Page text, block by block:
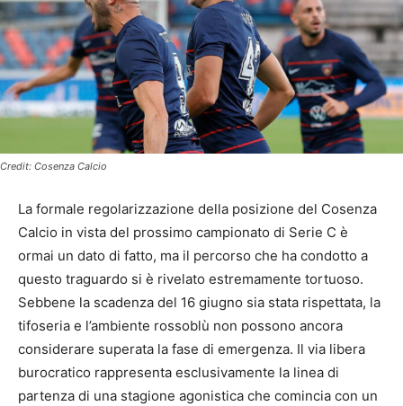
Credit: Cosenza Calcio
La formale regolarizzazione della posizione del Cosenza
Calcio in vista del prossimo campionato di Serie C è
ormai un dato di fatto, ma il percorso che ha condotto a
questo traguardo si è rivelato estremamente tortuoso.
Sebbene la scadenza del 16 giugno sia stata rispettata, la
tifoseria e l’ambiente rossoblù non possono ancora
considerare superata la fase di emergenza. Il via libera
burocratico rappresenta esclusivamente la linea di
partenza di una stagione agonistica che comincia con un